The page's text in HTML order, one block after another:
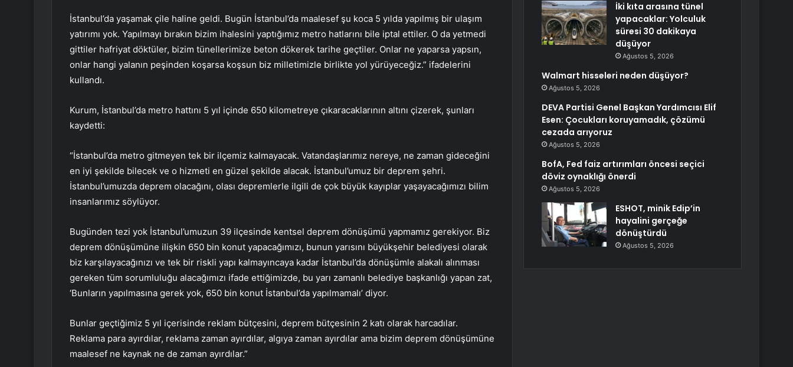
İstanbul’da yaşamak çile haline geldi. Bugün İstanbul’da maalesef şu koca 5 yılda yapılmış bir ulaşım
yatırımı yok. Yapılmayı bırakın bizim ihalesini yaptığımız metro hatlarını bile iptal ettiler. O da yetmedi
gittiler hafriyat döktüler, bizim tünellerimize beton dökerek tarihe geçtiler. Onlar ne yaparsa yapsın,
onlar hangi yalanın peşinden koşarsa koşsun biz milletimizle birlikte yol yürüyeceğiz.” ifadelerini
kullandı.
Kurum, İstanbul’da metro hattını 5 yıl içinde 650 kilometreye çıkaracaklarının altını çizerek, şunları
kaydetti:
“İstanbul’da metro gitmeyen tek bir ilçemiz kalmayacak. Vatandaşlarımız nereye, ne zaman gideceğini
en iyi şekilde bilecek ve o hizmeti en güzel şekilde alacak. İstanbul’umuz bir deprem şehri.
İstanbul’umuzda deprem olacağını, olası depremlerle ilgili de çok büyük kayıplar yaşayacağımızı bilim
insanlarımız söylüyor.
Bugünden tezi yok İstanbul’umuzun 39 ilçesinde kentsel deprem dönüşümü yapmamız gerekiyor. Biz
deprem dönüşümüne ilişkin 650 bin konut yapacağımızı, bunun yarısını büyükşehir belediyesi olarak
biz karşılayacağınızı ve tek bir riskli yapı kalmayıncaya kadar İstanbul’da dönüşümle alakalı alınması
gereken tüm sorumluluğu alacağımızı ifade ettiğimizde, bu yarı zamanlı belediye başkanlığı yapan zat,
‘Bunların yapılmasına gerek yok, 650 bin konut İstanbul’da yapılmamalı’ diyor.
Bunlar geçtiğimiz 5 yıl içerisinde reklam bütçesini, deprem bütçesinin 2 katı olarak harcadılar.
Reklama para ayırdılar, reklama zaman ayırdılar, algıya zaman ayırdılar ama bizim deprem dönüşümüne
maalesef ne kaynak ne de zaman ayırdılar.”
İki kıta arasına tünel
yapacaklar: Yolculuk
süresi 30 dakikaya
düşüyor
Ağustos 5, 2026
Walmart hisseleri neden düşüyor?
Ağustos 5, 2026
DEVA Partisi Genel Başkan Yardımcısı Elif
Esen: Çocukları koruyamadık, çözümü
cezada arıyoruz
Ağustos 5, 2026
BofA, Fed faiz artırımları öncesi seçici
döviz oynaklığı önerdi
Ağustos 5, 2026
ESHOT, minik Edip’in
hayalini gerçeğe
dönüştürdü
Ağustos 5, 2026